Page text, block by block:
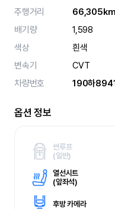
주행거리
66,305km
배기량
1,598
색상
흰색
변속기
CVT
차량번호
190하
옵션 정보
썬루프
(일반)
열선시트
(앞좌석)
후방 카메라